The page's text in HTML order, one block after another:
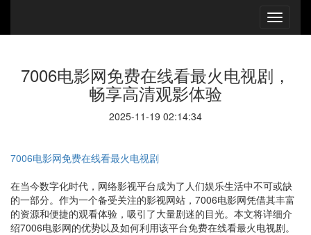
7006电影网免费在线看最火电视剧，
畅享高清观影体验
2025-11-19 02:14:34
7006电影网免费在线看最火电视剧
在当今数字化时代，网络影视平台成为了人们娱乐生活中不可或缺
的一部分。作为一个备受关注的影视网站，7006电影网凭借其丰富
的资源和便捷的观看体验，吸引了大量剧迷的目光。本文将详细介
绍7006电影网的优势以及如何利用该平台免费在线看最火电视剧。